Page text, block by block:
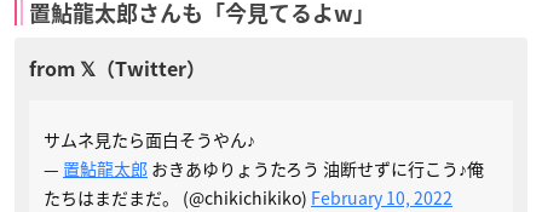
置鮎龍太郎さんも「今見てるよw」
サムネ見たら面白そうやん♪
— 置鮎龍太郎 おきあゆりょうたろう 油断せずに行こう♪俺
たちはまだまだ。 (@chikichikiko) February 10, 2022